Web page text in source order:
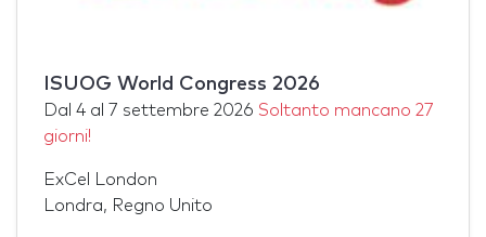
ISUOG World Congress 2026
Dal 4 al 7 settembre 2026 Soltanto mancano 27
giorni!
ExCel London
Londra, Regno Unito